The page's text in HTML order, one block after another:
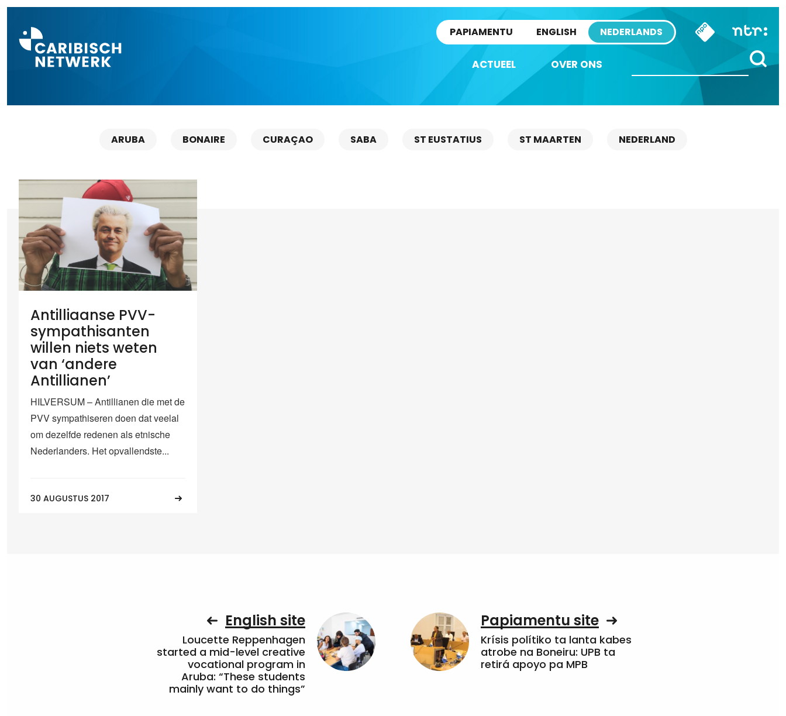
PAPIAMENTU ENGLISH NEDERLANDS
ACTUEEL OVER ONS
ARUBA BONAIRE CURAÇAO SABA ST EUSTATIUS ST MAARTEN NEDERLAND
Antilliaanse PVV-
sympathisanten
willen niets weten
van ‘andere
Antillianen’
HILVERSUM – Antillianen die met de
PVV sympathiseren doen dat veelal
om dezelfde redenen als etnische
Nederlanders. Het opvallendste...
30 AUGUSTUS 2017
English site
Loucette Reppenhagen
started a mid-level creative
vocational program in
Aruba: “These students
mainly want to do things”
Papiamentu site
Krísis polítiko ta lanta kabes
atrobe na Boneiru: UPB ta
retirá apoyo pa MPB